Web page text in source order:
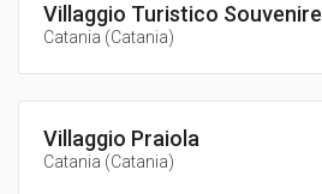
Villaggio Turistico Souvenire
Catania (Catania)
Villaggio Praiola
Catania (Catania)